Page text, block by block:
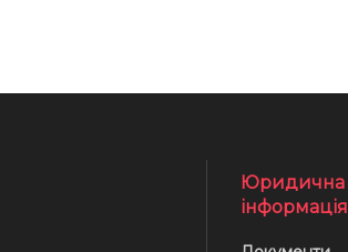
Юридична
інформація